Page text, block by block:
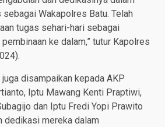
Wakapolres Batu. Telah
tugas sehari-hari sebagai
ke dalam,” tutur Kapolres
disampaikan kepada AKP
Iptu Mawang Kenti Praptiwi,
dan Iptu Fredi Yopi Prawito
dedikasi mereka dalam